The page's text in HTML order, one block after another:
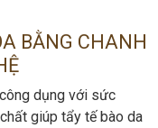
BẰNG CHANH
dụng với sức
giúp tẩy tế bào da